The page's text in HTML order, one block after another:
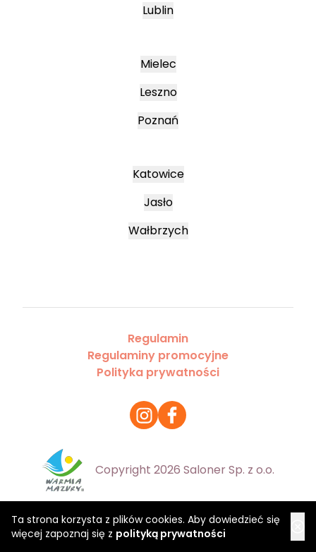
Ta strona korzysta z plików cookies. Aby dowiedzieć się
więcej zapoznaj się z polityką prywatności
Lublin
Mielec
Leszno
Poznań
Katowice
Jasło
Wałbrzych
Regulamin
Regulaminy promocyjne
Polityka prywatności
Copyright 2026 Saloner Sp. z o.o.